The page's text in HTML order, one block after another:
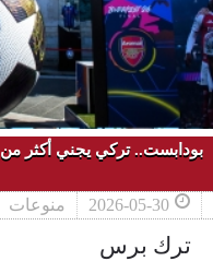
بودابست.. تركي يجني أكثر من 4500 يورو من بيع أوشحة بطولة النهائي
2026-05-30 منوعات
ترك برس